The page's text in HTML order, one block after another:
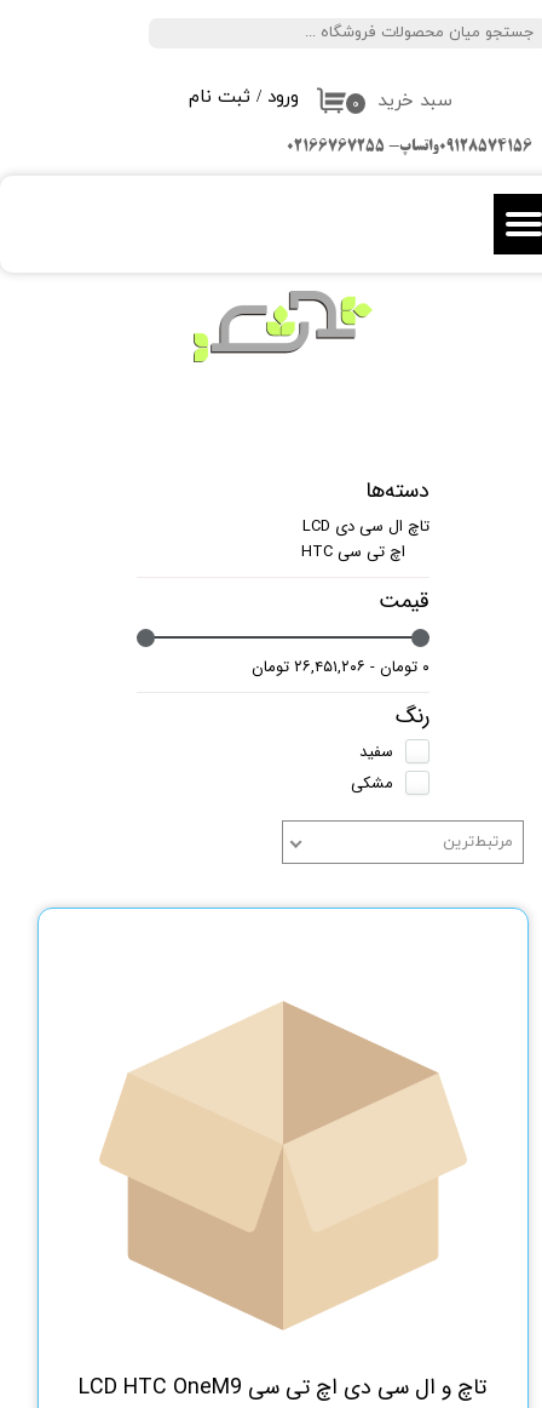
ورود / ثبت نام
تغییر گذر واژه
سفارشات
خروج از حساب کاربری
۰ سبد خرید
دسته‌ها
تاچ ال سی دی LCD
اچ تی سی HTC
قیمت
۰ تومان - ۲۶,۴۵۱,۲۰۶ تومان
رنگ
سفید
مشکی
مرتبط‌ترین
تاچ و ال سی دی اچ تی سی LCD HTC OneM9